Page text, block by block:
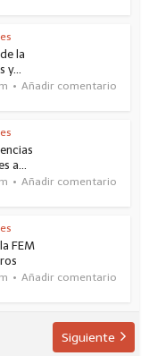
la
y...
Añadir comentario
a...
Añadir comentario
FEM
Añadir comentario
Siguiente